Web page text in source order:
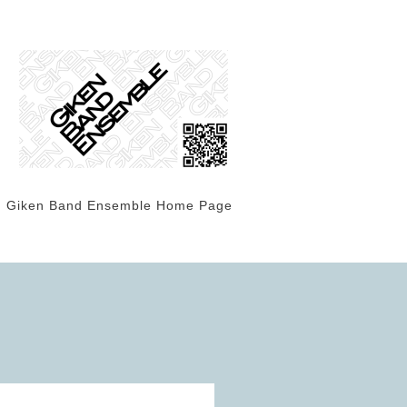
Giken Band Ensemble Home Page